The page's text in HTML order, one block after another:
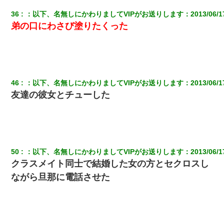
36 ： 以下、名無しにかわりましてVIPがお送りします ：2013/06/
弟の口にわさび塗りたくった
46 ： 以下、名無しにかわりましてVIPがお送りします ：2013/06/
友達の彼女とチューした
50 ： 以下、名無しにかわりましてVIPがお送りします ：2013/06/
クラスメイト同士で結婚した女の方とセクロスし
ながら旦那に電話させた